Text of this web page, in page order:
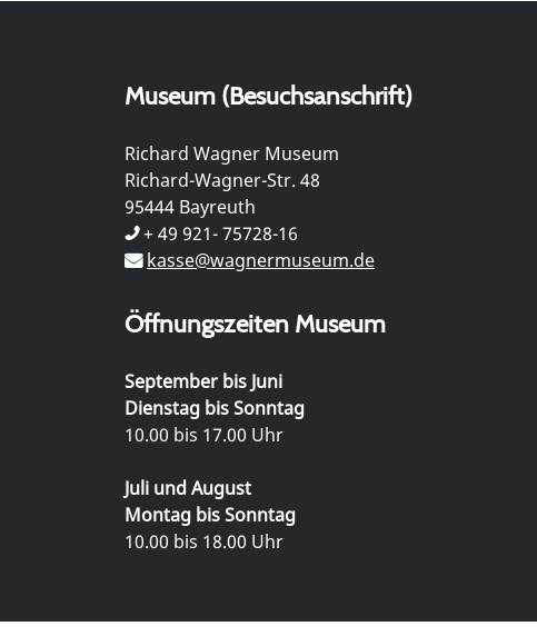
Museum (Besuchsanschrift)
Richard Wagner Museum
Richard-Wagner-Str. 48
95444 Bayreuth
+ 49 921- 75728-16
kasse@wagnermuseum.de
Öffnungszeiten Museum
September bis Juni
Dienstag bis Sonntag
10.00 bis 17.00 Uhr
Juli und August
Montag bis Sonntag
10.00 bis 18.00 Uhr